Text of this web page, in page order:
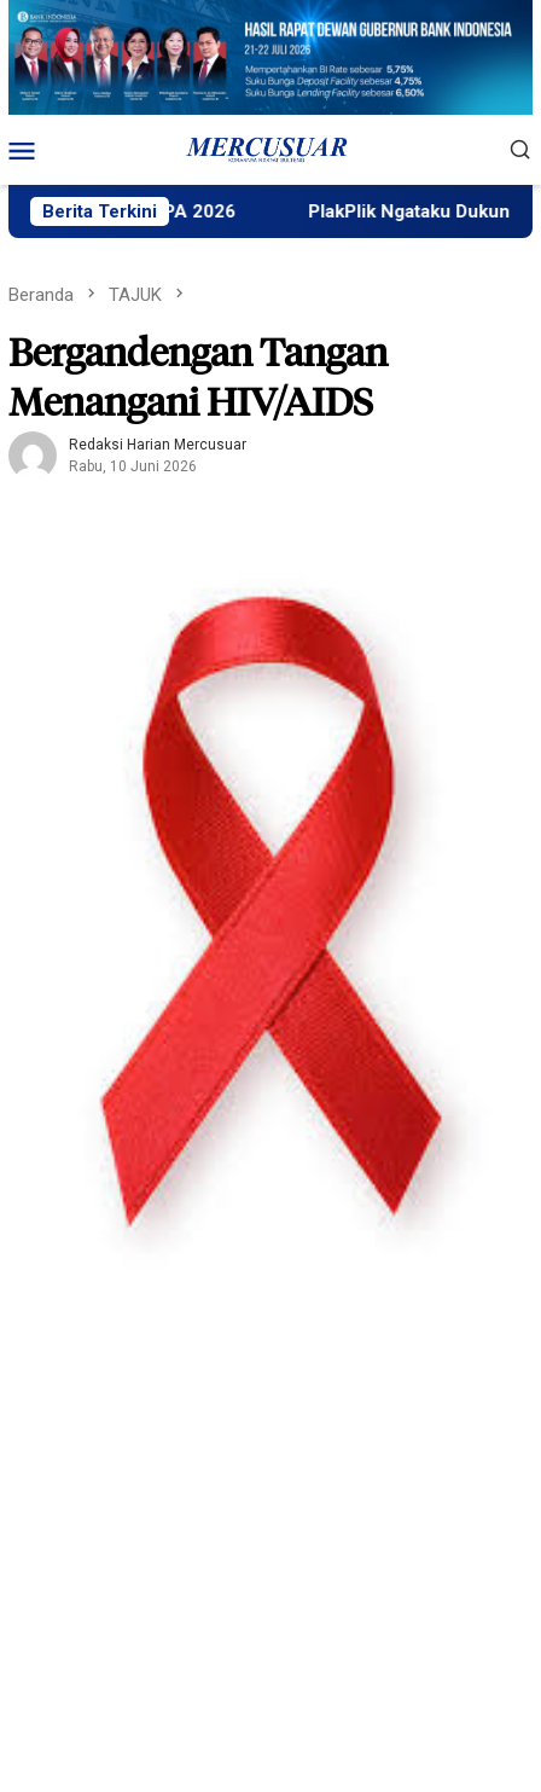
Loncat
konten
Mobile
Berita Terkini
SAPA 2026 PlakPlik Ngataku Dukung Taufik
Beranda TAJUK
Bergandengan Tangan
Menangani HIV/AIDS
Redaksi Harian Mercusuar
Rabu, 10 Juni 2026